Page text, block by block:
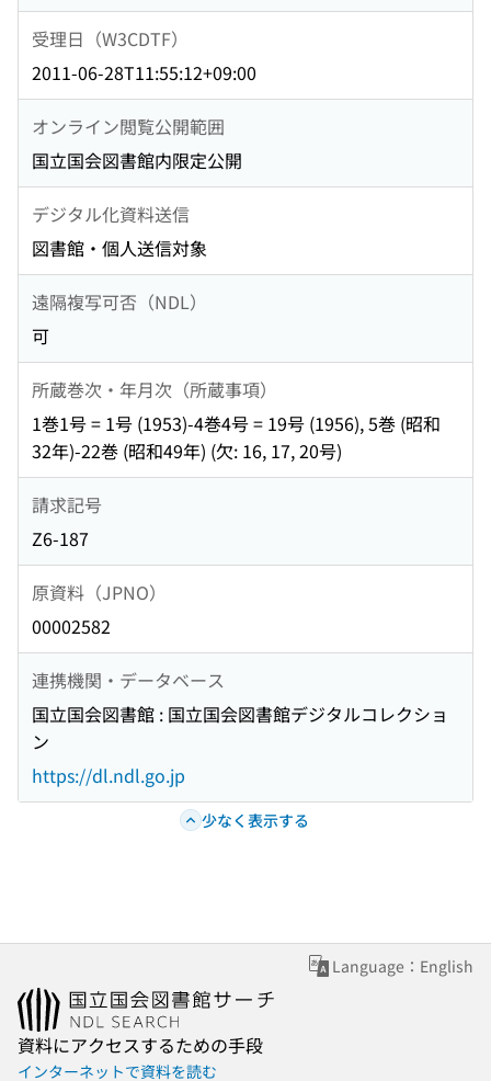
受理日（W3CDTF）
2011-06-28T11:55:12+09:00
オンライン閲覧公開範囲
国立国会図書館内限定公開
デジタル化資料送信
図書館・個人送信対象
遠隔複写可否（NDL）
可
所蔵巻次・年月次（所蔵事項）
1巻1号 = 1号 (1953)-4巻4号 = 19号 (1956), 5巻 (昭和
32年)-22巻 (昭和49年) (欠: 16, 17, 20号)
請求記号
Z6-187
原資料（JPNO）
00002582
連携機関・データベース
国立国会図書館 : 国立国会図書館デジタルコレクショ
ン
https://dl.ndl.go.jp
少なく表示する
Language：English
資料にアクセスするための手段
インターネットで資料を読む